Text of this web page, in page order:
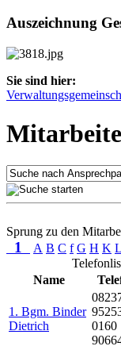
Auszeichnung
Sie sind hier:
Sprung zu den
1 A B C f G H K L
Name
1. Bgm. Binder
Dietrich
0160